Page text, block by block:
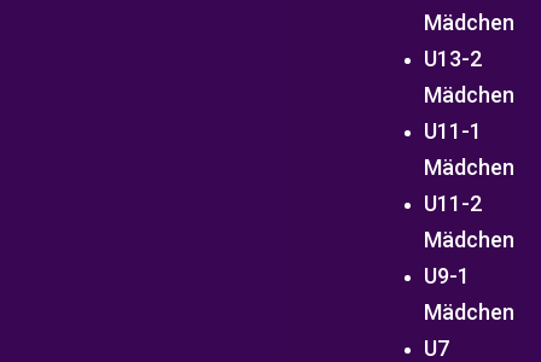
Mädchen
U13-2
Mädchen
U11-1
Mädchen
U11-2
Mädchen
U9-1
Mädchen
U7